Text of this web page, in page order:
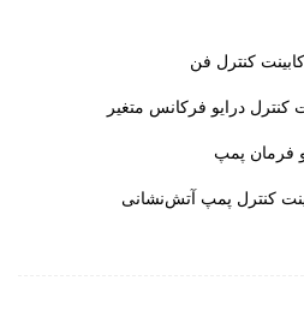
کابینت کنترل فن
کنترل درایو فرکانس متغیر
فرمان پمپ
کنترل پمپ آتش‌نشانی